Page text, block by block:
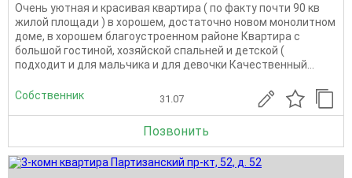
Очень уютная и красивая квартира ( по факту почти 90 кв
жилой площади ) в хорошем, достаточно новом монолитном
доме, в хорошем благоустроенном районе Квартира с
большой гостиной, хозяйской спальней и детской (
подходит и для мальчика и для девочки Качественный...
Собственник 31.07
Позвонить